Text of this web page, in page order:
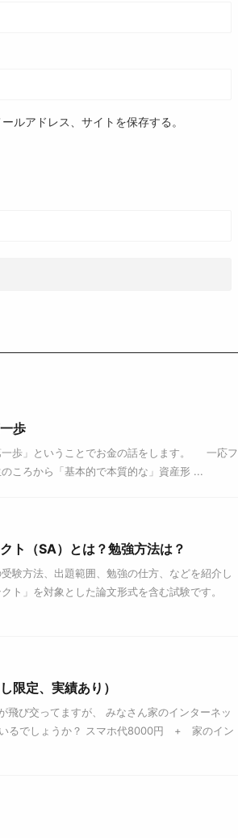
ルアドレス、サイトを保存する。
歩
一歩」ということでお金の話をします。 一応フ
ころから「基本的で本質的な」資産形 ...
ト（SA）とは？勉強方法は？
験方法、出題範囲、勉強の仕方、などを紹介し
ト」を対象とした論文形式を含む試験です。
限定、実績あり）
び交ってますが、 みなさん家のインターネッ
いるでしょうか？ スマホ代8000円 + 家のイン